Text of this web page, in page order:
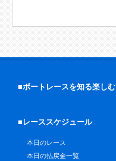
■ボートレースを知る楽しむ
■レーススケジュール
本日のレース
本日の払戻金一覧